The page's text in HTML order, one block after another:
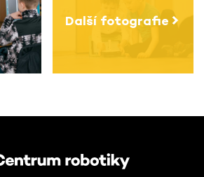
Další fotografie